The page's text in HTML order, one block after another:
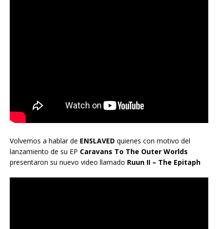
Volvemos a hablar de ENSLAVED quienes con motivo del
lanzamiento de su EP Caravans To The Outer Worlds
presentaron su nuevo video llamado Ruun II – The Epitaph